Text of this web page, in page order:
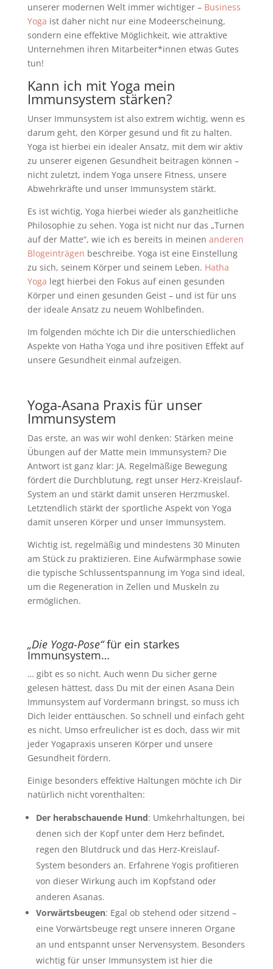
unserer modernen Welt immer wichtiger – Business
Yoga ist daher nicht nur eine Modeerscheinung,
sondern eine effektive Möglichkeit, wie attraktive
Unternehmen ihren Mitarbeiter*innen etwas Gutes
tun!
Kann ich mit Yoga mein
Immunsystem stärken?
Unser Immunsystem ist also extrem wichtig, wenn es
darum geht, den Körper gesund und fit zu halten.
Yoga ist hierbei ein idealer Ansatz, mit dem wir aktiv
zu unserer eigenen Gesundheit beitragen können –
nicht zuletzt, indem Yoga unsere Fitness, unsere
Abwehrkräfte und unser Immunsystem stärkt.
Es ist wichtig, Yoga hierbei wieder als ganzheitliche
Philosophie zu sehen. Yoga ist nicht nur das „Turnen
auf der Matte“, wie ich es bereits in meinen anderen
Blogeinträgen beschreibe. Yoga ist eine Einstellung
zu sich, seinem Körper und seinem Leben. Hatha
Yoga legt hierbei den Fokus auf einen gesunden
Körper und einen gesunden Geist –und ist für uns
der ideale Ansatz zu neuem Wohlbefinden.
Im folgenden möchte ich Dir die unterschiedlichen
Aspekte von Hatha Yoga und ihre positiven Effekt auf
unsere Gesundheit einmal aufzeigen.
Yoga-Asana Praxis für unser
Immunsystem
Das erste, an was wir wohl denken: Stärken meine
Übungen auf der Matte mein Immunsystem? Die
Antwort ist ganz klar: JA. Regelmäßige Bewegung
fördert die Durchblutung, regt unser Herz-Kreislauf-
System an und stärkt damit unseren Herzmuskel.
Letztendlich stärkt der sportliche Aspekt von Yoga
damit unseren Körper und unser Immunsystem.
Wichtig ist, regelmäßig und mindestens 30 Minuten
am Stück zu praktizieren. Eine Aufwärmphase sowie
die typische Schlussentspannung im Yoga sind ideal,
um die Regeneration in Zellen und Muskeln zu
ermöglichen.
„Die Yoga-Pose“für ein starkes
Immunsystem…
… gibt es so nicht. Auch wenn Du sicher gerne
gelesen hättest, dass Du mit der einen Asana Dein
Immunsystem auf Vordermann bringst, so muss ich
Dich leider enttäuschen. So schnell und einfach geht
es nicht. Umso erfreulicher ist es doch, dass wir mit
jeder Yogapraxis unseren Körper und unsere
Gesundheit fördern.
Einige besonders effektive Haltungen möchte ich Dir
natürlich nicht vorenthalten:
Der herabschauende Hund: Umkehrhaltungen, bei
denen sich der Kopf unter dem Herz befindet,
regen den Blutdruck und das Herz-Kreislauf-
System besonders an. Erfahrene Yogis profitieren
von dieser Wirkung auch im Kopfstand oder
anderen Asanas.
Vorwärtsbeugen: Egal ob stehend oder sitzend –
eine Vorwärtsbeuge regt unsere inneren Organe
an und entspannt unser Nervensystem. Besonders
wichtig für unser Immunsystem ist hier die